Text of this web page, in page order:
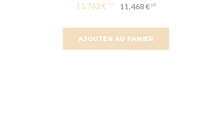
AJOUTER AU PANIER
13,762 € 11,468 €